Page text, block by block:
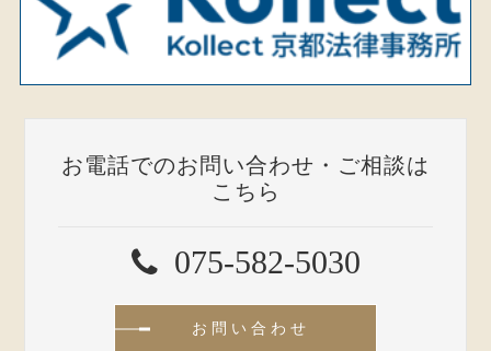
お電話でのお問い合わせ・ご相談は
こちら
075-582-5030
お問い合わせ